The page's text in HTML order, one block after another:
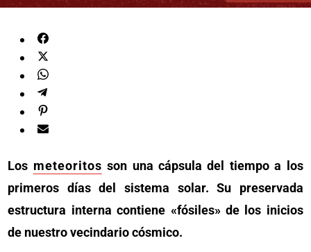
Los meteoritos son una cápsula del tiempo a los
primeros días del sistema solar. Su preservada
estructura interna contiene «fósiles» de los inicios
de nuestro vecindario cósmico.